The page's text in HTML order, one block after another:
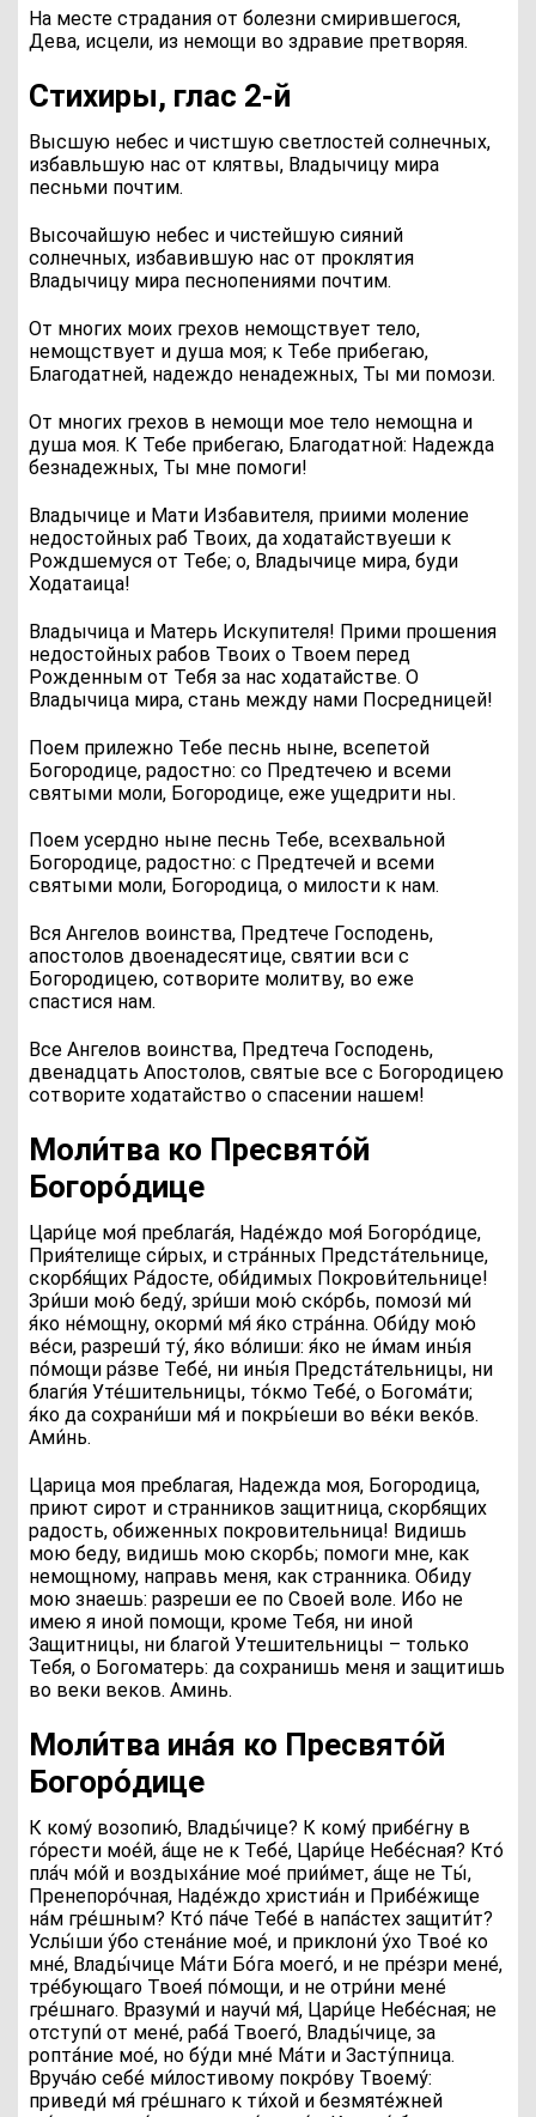
На месте страдания от болезни смирившегося,
Дева, исцели, из немощи во здравие претворяя.
Стихиры, глас 2‑й
Высшую небес и чистшую светлостей солнечных,
избaвльшую нас от клятвы, Владычицу мира
песньми почтим.
Высочайшую небес и чистейшую сияний
солнечных, избавившую нас от проклятия
Владычицу мира песнопениями почтим.
От многих моих грехов немощствует тело,
немощствует и душа моя; к Тебе прибегaю,
Благодaтней, надеждо ненадежных, Ты ми помози.
От многих грехов в немощи мое тело немощна и
душа моя. К Тебе прибегаю, Благодатной: Надежда
безнадежных, Ты мне помоги!
Владычице и Мaти Избaвителя, приими моление
недостойных раб Твоих, да ходaтайствуеши к
Рождшемуся от Тебе; о, Владычице мира, буди
Ходaтаица!
Владычица и Матерь Искупителя! Прими прошения
недостойных рабов Твоих о Твоем перед
Рожденным от Тебя за нас ходатайстве. О
Владычица мира, стань между нами Посредницей!
Поем прилежно Тебе песнь ныне, всепетой
Богородице, рaдостно: со Предтечею и всеми
святыми моли, Богородице, еже ущедрити ны.
Поем усердно ныне песнь Тебе, всехвальной
Богородице, радостно: с Предтечей и всеми
святыми моли, Богородица, о милости к нам.
Вся Ангелов воинства, Предтече Господень,
апостолов двоенадесятице, святии вси с
Богородицею, сотворите молитву, во еже
спастися нам.
Все Ангелов воинства, Предтеча Господень,
двенадцать Апостолов, святые все с Богородицею
сотворите ходатайство о спасении нашем!
Моли́тва ко Пресвято́й
Богоро́дице
Цари́це моя́ преблага́я, Наде́ждо моя́ Богоро́дице,
Прия́телище си́рых, и стра́нных Предста́тельнице,
скорбя́щих Ра́досте, оби́димых Покрови́тельнице!
Зри́ши мою́ беду́, зри́ши мою́ ско́рбь, помози́ ми́
я́ко не́мощну, окорми́ мя́ я́ко стра́нна. Оби́ду мою́
ве́си, разреши́ ту́, я́ко во́лиши: я́ко не и́мам ины́я
по́мощи ра́зве Тебе́, ни ины́я Предста́тельницы, ни
благи́я Уте́шительницы, то́кмо Тебе́, о Богома́ти;
я́ко да сохрани́ши мя́ и покры́еши во ве́ки веко́в.
Ами́нь.
Царица моя преблагая, Надежда моя, Богородица,
приют сирот и странников защитница, скорбящих
радость, обиженных покровительница! Видишь
мою беду, видишь мою скорбь; помоги мне, как
немощному, направь меня, как странника. Обиду
мою знаешь: разреши ее по Своей воле. Ибо не
имею я иной помощи, кроме Тебя, ни иной
Защитницы, ни благой Утешительницы – только
Тебя, о Богоматерь: да сохранишь меня и защитишь
во веки веков. Аминь.
Моли́тва ина́я ко Пресвято́й
Богоро́дице
К кому́ возопию́, Влады́чице? К кому́ прибе́гну в
го́рести мое́й, а́ще не к Тебе́, Цари́це Небе́сная? Кто́
пла́ч мо́й и воздыха́ние мое́ прии́мет, а́ще не Ты́,
Пренепоро́чная, Наде́ждо христиа́н и Прибе́жище
на́м гре́шным? Кто́ па́че Тебе́ в напа́стех защити́т?
Услы́ши у́бо стена́ние мое́, и приклони́ у́хо Твое́ ко
мне́, Влады́чице Ма́ти Бо́га моего́, и не пре́зри мене́,
тре́бующаго Твоея́ по́мощи, и не отри́ни мене́
гре́шнаго. Вразуми́ и научи́ мя́, Цари́це Небе́сная; не
отступи́ от мене́, раба́ Твоего́, Влады́чице, за
ропта́ние мое́, но бу́ди мне́ Ма́ти и Засту́пница.
Вруча́ю себе́ ми́лостивому покро́ву Твоему́:
приведи́ мя́ гре́шнаго к ти́хой и безмяте́жней